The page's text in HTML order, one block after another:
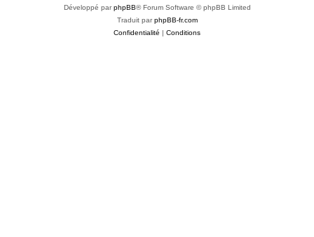
Développé parphpBB® Forum Software © phpBB Limited
Traduit parphpBB-fr.com
Confidentialité | Conditions